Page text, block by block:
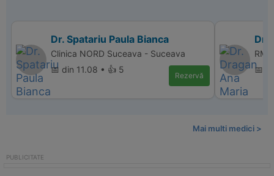
Dr. Spatariu Paula Bianca
Clinica NORD Suceava - Suceava
📅 din 11.08 • 👍 5
Rezervă
Dr.
📅
Mai multi medici >